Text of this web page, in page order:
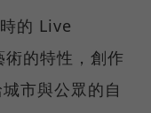
的 Live
的特性，創作
市與公眾的自